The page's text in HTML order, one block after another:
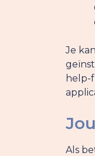
Je
help-
Als